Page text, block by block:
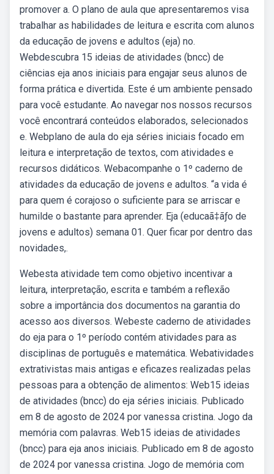
promover a. O plano de aula que apresentaremos visa
trabalhar as habilidades de leitura e escrita com alunos
da educação de jovens e adultos (eja) no.
Webdescubra 15 ideias de atividades (bncc) de
ciências eja anos iniciais para engajar seus alunos de
forma prática e divertida. Este é um ambiente pensado
para você estudante. Ao navegar nos nossos recursos
você encontrará conteúdos elaborados, selecionados
e. Webplano de aula do eja séries iniciais focado em
leitura e interpretação de textos, com atividades e
recursos didáticos. Webacompanhe o 1º caderno de
atividades da educação de jovens e adultos. “a vida é
para quem é corajoso o suficiente para se arriscar e
humilde o bastante para aprender. Eja (educaã‡ãƒo de
jovens e adultos) semana 01. Quer ficar por dentro das
novidades,.
Webesta atividade tem como objetivo incentivar a
leitura, interpretação, escrita e também a reflexão
sobre a importância dos documentos na garantia do
acesso aos diversos. Webeste caderno de atividades
do eja para o 1º período contém atividades para as
disciplinas de português e matemática. Webatividades
extrativistas mais antigas e eficazes realizadas pelas
pessoas para a obtenção de alimentos: Web15 ideias
de atividades (bncc) do eja séries iniciais. Publicado
em 8 de agosto de 2024 por vanessa cristina. Jogo da
memória com palavras. Web15 ideias de atividades
(bncc) para eja anos iniciais. Publicado em 8 de agosto
de 2024 por vanessa cristina. Jogo de memória com